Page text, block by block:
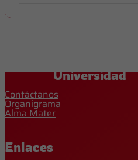
Universidad
Contáctanos
Organigrama
Alma Mater
Enlaces